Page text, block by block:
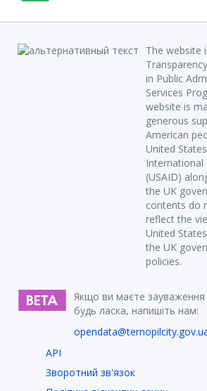
The website
in Public
Services
website is
generous
American
United
(USAID)
the UK
contents do
reflect the
United
the UK
policies.
Якщо ви маєте зауваження
будь ласка, напишіть нам:
API
Зворотний зв'язок